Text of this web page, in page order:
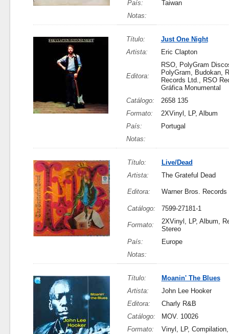
País:
Taiwan
Notas:
Título:
Just One Night
Artista:
Eric Clapton
Editora:
RSO, PolyGram
PolyGram, Budokan,
Records Ltd., RSO
Gráfica Monumental
Catálogo:
2658 135
Formato:
2XVinyl, LP, Album
País:
Portugal
Notas:
Título:
Live/Dead
Artista:
The Grateful Dead
Editora: Warner Bros. Records
Catálogo: 7599-27181-1
Formato:
2XVinyl, LP, Album,
Stereo
País:
Europe
Notas:
Título:
Moanin' The Blues
Artista:
John Lee Hooker
Editora:
Charly R&B
Catálogo:
MOV. 10026
Formato:
Vinyl, LP,